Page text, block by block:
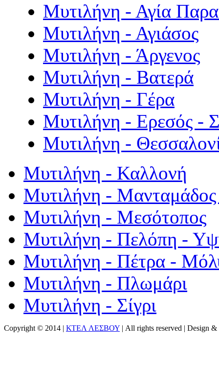
Μυτιλήνη - Αγία
Μυτιλήνη - Αγιάσος
Μυτιλήνη - Άργενος
Μυτιλήνη - Βατερά
Μυτιλήνη - Γέρα
Μυτιλήνη - Ερεσός -
Μυτιλήνη -
Μυτιλήνη - Καλλονή
Μυτιλήνη - Μανταμάδος
Μυτιλήνη - Μεσότοπος
Μυτιλήνη - Πελόπη -
Μυτιλήνη - Πέτρα -
Μυτιλήνη - Πλωμάρι
Μυτιλήνη - Σίγρι
Copyright © 2014 | ΚΤΕΛ ΛΕΣΒΟΥ | All rights reserved | Design &